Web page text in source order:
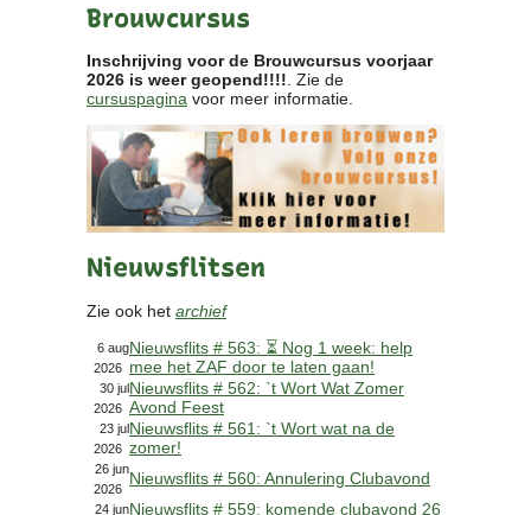
Brouwcursus
Inschrijving voor de Brouwcursus voorjaar
2026 is weer geopend!!!!. Zie de
cursuspagina voor meer informatie.
Nieuwsflitsen
Zie ook het archief
6 aug
2026
Nieuwsflits # 563: ⏳ Nog 1 week: help
mee het ZAF door te laten gaan!
30 jul
2026
Nieuwsflits # 562: `t Wort Wat Zomer
Avond Feest
23 jul
2026
Nieuwsflits # 561: `t Wort wat na de
zomer!
26 jun
2026
Nieuwsflits # 560: Annulering Clubavond
24 junNieuwsflits # 559: komende clubavond 26
- Professioneel
- Biersommeliers
Recepten
Recepten
Zoeken
Bericht
Lid worden
Brouwcursus
Artikelen
Foto's
Links